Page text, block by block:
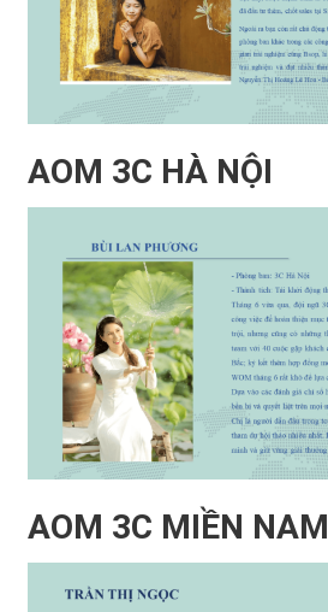
AOM 3C HÀ NỘI
AOM 3C MIỀN NAM